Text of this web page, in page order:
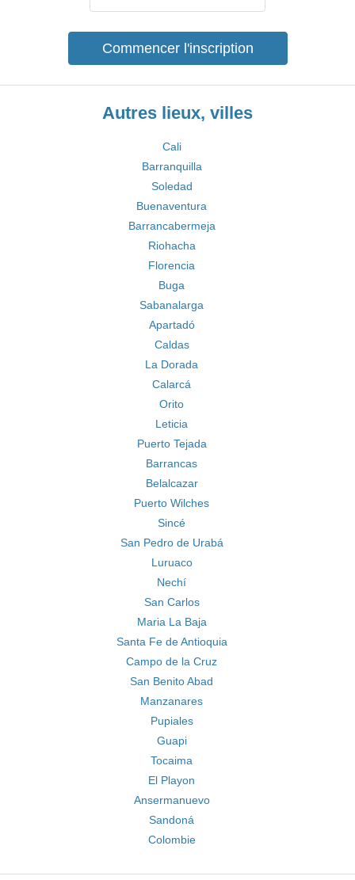
Commencer l'inscription
Autres lieux, villes
Cali
Barranquilla
Soledad
Buenaventura
Barrancabermeja
Riohacha
Florencia
Buga
Sabanalarga
Apartadó
Caldas
La Dorada
Calarcá
Orito
Leticia
Puerto Tejada
Barrancas
Belalcazar
Puerto Wilches
Sincé
San Pedro de Urabá
Luruaco
Nechí
San Carlos
Maria La Baja
Santa Fe de Antioquia
Campo de la Cruz
San Benito Abad
Manzanares
Pupiales
Guapi
Tocaima
El Playon
Ansermanuevo
Sandoná
Colombie